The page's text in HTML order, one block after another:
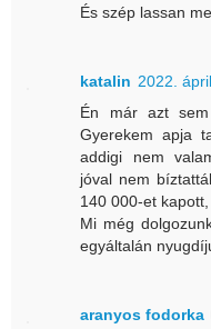
És szép lassan
katalin 2022.
Én már azt sem
Gyerekem apja
addigi nem
jóval nem
140 000-et
Mi még
egyáltalán
aranyos fodorka